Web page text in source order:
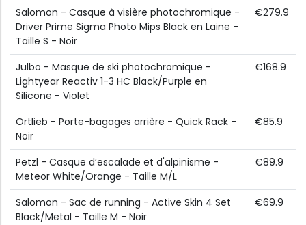
Salomon - Casque à visière photochromique -
Driver Prime Sigma Photo Mips Black en Laine -
Taille S - Noir
€279.9
Julbo - Masque de ski photochromique -
Lightyear Reactiv 1-3 HC Black/Purple en
Silicone - Violet
€168.9
Ortlieb - Porte-bagages arrière - Quick Rack -
Noir
€85.9
Petzl - Casque d’escalade et d'alpinisme -
Meteor White/Orange - Taille M/L
€89.9
Salomon - Sac de running - Active Skin 4 Set
Black/Metal - Taille M - Noir
€69.9